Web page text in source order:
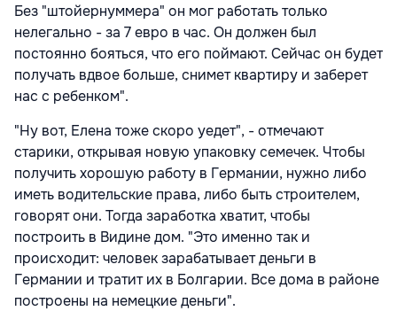
Без "штойернуммера" он мог работать только
нелегально - за 7 евро в час. Он должен был
постоянно бояться, что его поймают. Сейчас он будет
получать вдвое больше, снимет квартиру и заберет
нас с ребенком".
"Ну вот, Елена тоже скоро уедет", - отмечают
старики, открывая новую упаковку семечек. Чтобы
получить хорошую работу в Германии, нужно либо
иметь водительские права, либо быть строителем,
говорят они. Тогда заработка хватит, чтобы
построить в Видине дом. "Это именно так и
происходит: человек зарабатывает деньги в
Германии и тратит их в Болгарии. Все дома в районе
построены на немецкие деньги".